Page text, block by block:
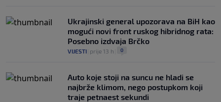
Ukrajinski general upozorava na BiH kao
mogući novi front ruskog hibridnog rata:
Posebno izdvaja Brčko
VIJESTI prije 13 h 0
Auto koje stoji na suncu ne hladi se
najbrže klimom, nego postupkom koji
traje petnaest sekundi